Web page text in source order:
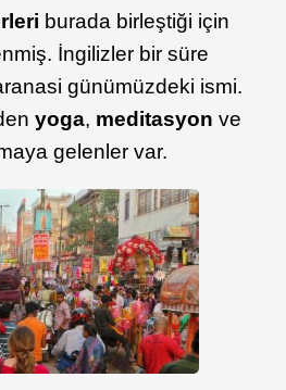
burada birleştiği için
İngilizler bir süre
günümüzdeki ismi.
yoga, meditasyon ve
gelenler var.